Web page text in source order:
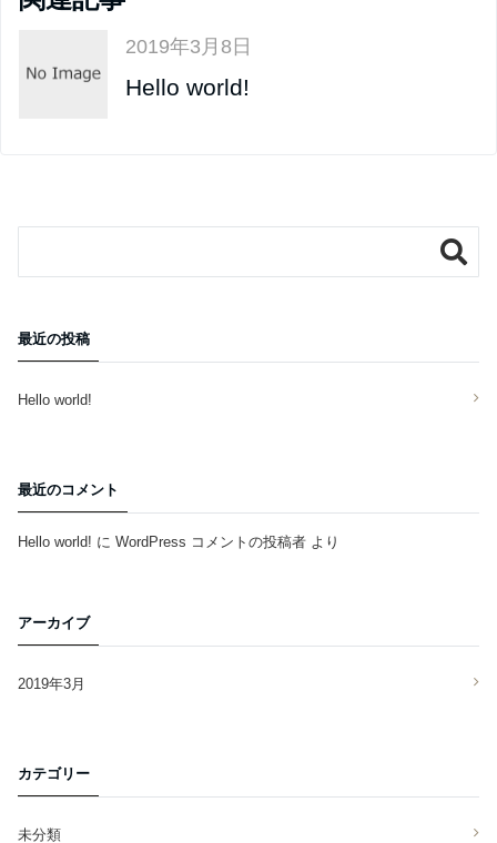
2019年3月8日
Hello world!
最近の投稿
Hello world!
最近のコメント
Hello world! に WordPress コメントの投稿者 より
アーカイブ
2019年3月
カテゴリー
未分類